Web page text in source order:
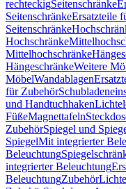
rechteckigSeitenschränke
SeitenschränkeErsatzteile
Seitenschränke
Hochschränke
Mittelhochschränke
HängeschränkeWeitere
MöbelWandablagen
für Zubehör
und Handtuchhaken
FüßeMagnettafeln
ZubehörSpiegel und
SpiegelMit integrierter
Beleuchtung
integrierter Beleuchtung
BeleuchtungZubehör